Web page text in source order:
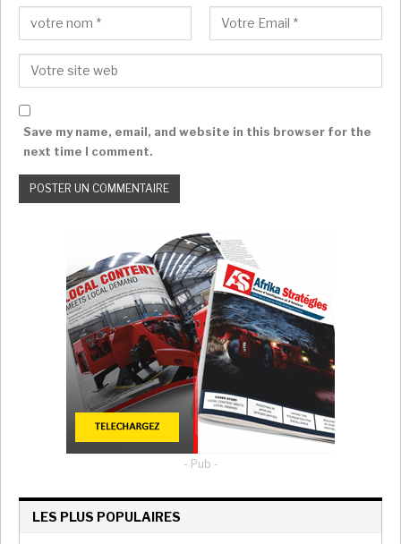
Il s’agit d’une grande campagne qui a cours en Côte
d’Ivoire dont les impacts ont été souvent salués par
les partenaires occidentaux notamment l’Ambassade
des Etats-Unis et d’autres pays qui l’ont soutenue par
Ligne Tous Responsables », le ministère de la
Communication s’engage, avec l’appui du
l’importance d’une utilisation responsable et
respectueuse des outils numériques et des réseaux
sociaux. L’objectif étant de faire de la confiance
numérique, une réalité en Côte d’Ivoire par le respect
de la confidentialité, l’intégrité des données, et le
respect des réglementations.
Dans le domaine des médias et de lacommunication,
la Côte d’Ivoire a une colossale avance sur ses voisins
de la sous-région. Depuis l’arrivée au pouvoir
d’Alassane Dramane Ouattara, les nouvelles
technologies de la communication et de l’information
sont au cœur de l’action gouvernementale.
L’assainissement des réseaux sociaux, très actifs
Amadou Coulibaly. Depuis avril 2021 qu’il est au
Save my name, email, and website in this browser for the
next time I comment.
- Pub -
LES PLUS POPULAIRES